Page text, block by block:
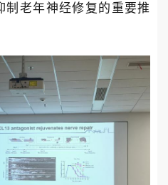
制老年神经修复的重要推